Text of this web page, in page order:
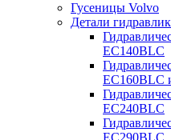
Гусеницы Volvo
Детали
EC140BLC
EC160BLC
EC240BLC
EC290BLC